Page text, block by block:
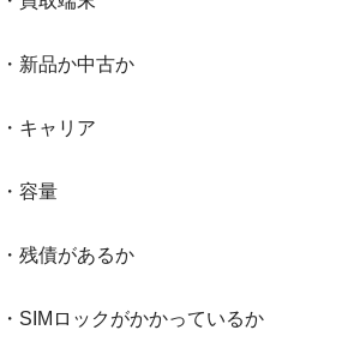
・新品か中古か
・キャリア
・容量
・残債があるか
・SIMロックがかかっているか